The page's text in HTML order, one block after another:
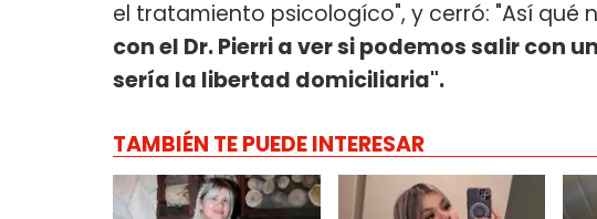
el tratamiento psicologíco", y cerró: "Así qué
con el Dr. Pierri a ver si podemos salir con
sería la libertad domiciliaria".
TAMBIÉN TE PUEDE INTERESAR